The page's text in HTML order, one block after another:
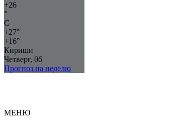
+26
°
C
+27°
+16°
Кириши
Четверг, 06
Прогноз на неделю
МЕНЮ